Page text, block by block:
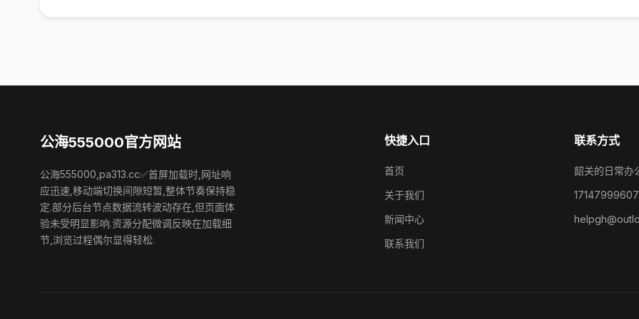
公海555000官方网站
公海555000,pa313.cc✅首屏加载时,网址响
应迅速,移动端切换间隙短暂,整体节奏保持稳
定.部分后台节点数据流转波动存在,但页面体
验未受明显影响.资源分配微调反映在加载细
节,浏览过程偶尔显得轻松.
快捷入口
首页
关于我们
新闻中心
联系我们
联系方式
韶关的日常办
17147999607